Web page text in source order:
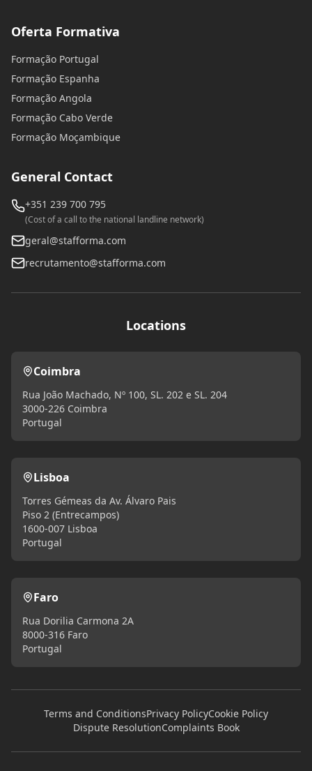
Oferta Formativa
Formação Portugal
Formação Espanha
Formação Angola
Formação Cabo Verde
Formação Moçambique
General Contact
+351 239 700 795
(Cost of a call to the national landline network)
geral@stafforma.com
recrutamento@stafforma.com
Locations
Coimbra
Rua João Machado, Nº 100, SL. 202 e SL. 204
3000-226 Coimbra
Portugal
Lisboa
Torres Gémeas da Av. Álvaro Pais
Piso 2 (Entrecampos)
1600-007 Lisboa
Portugal
Faro
Rua Dorilia Carmona 2A
8000-316 Faro
Portugal
Terms and ConditionsPrivacy PolicyCookie Policy
Dispute ResolutionComplaints Book